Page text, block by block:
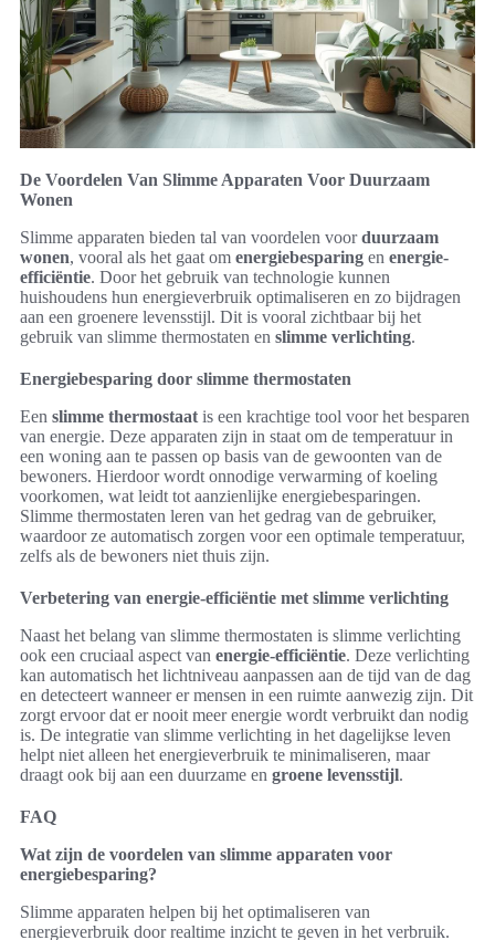
De Voordelen Van Slimme Apparaten Voor Duurzaam
Wonen
Slimme apparaten bieden tal van voordelen voorduurzaam
wonen, vooral als het gaat om energiebesparing en energie-
efficiëntie. Door het gebruik van technologie kunnen
huishoudens hun energieverbruik optimaliseren en zo bijdragen
aan een groenere levensstijl. Dit is vooral zichtbaar bij het
gebruik van slimme thermostaten en slimme verlichting.
Energiebesparing door slimme thermostaten
Een slimme thermostaat is een krachtige tool voor het besparen
van energie. Deze apparaten zijn in staat om de temperatuur in
een woning aan te passen op basis van de gewoonten van de
bewoners. Hierdoor wordt onnodige verwarming of koeling
voorkomen, wat leidt tot aanzienlijke energiebesparingen.
Slimme thermostaten leren van het gedrag van de gebruiker,
waardoor ze automatisch zorgen voor een optimale temperatuur,
zelfs als de bewoners niet thuis zijn.
Verbetering van energie-efficiëntie met slimme verlichting
Naast het belang van slimme thermostaten is slimme verlichting
ook een cruciaal aspect van energie-efficiëntie. Deze verlichting
kan automatisch het lichtniveau aanpassen aan de tijd van de dag
en detecteert wanneer er mensen in een ruimte aanwezig zijn. Dit
zorgt ervoor dat er nooit meer energie wordt verbruikt dan nodig
is. De integratie van slimme verlichting in het dagelijkse leven
helpt niet alleen het energieverbruik te minimaliseren, maar
draagt ook bij aan een duurzame en groene levensstijl.
FAQ
Wat zijn de voordelen van slimme apparaten voor
energiebesparing?
Slimme apparaten helpen bij het optimaliseren van
energieverbruik door realtime inzicht te geven in het verbruik.